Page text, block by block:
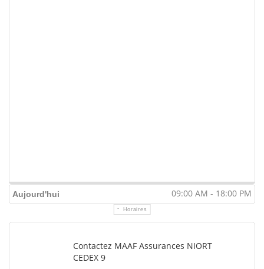
Aujourd'hui 09:00 AM - 18:00 PM
Horaires
Contactez MAAF Assurances NIORT
CEDEX 9